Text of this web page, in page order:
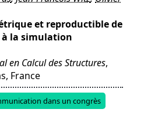
et reproductible de
à la simulation
en Calcul des Structures,
France
dans un congrès